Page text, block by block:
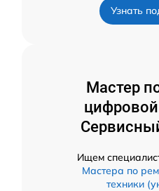
Узнать
Мастер
Ищем
Мастера по
техники